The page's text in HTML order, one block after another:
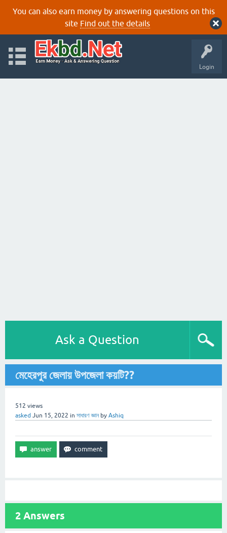
You can also earn money by answering questions on this
site Find out the details
Login
Ask a Question
মেহেরপুর জেলায় উপজেলা কয়টি??
512 views
asked Jun 15, 2022 in সাধারণ জ্ঞান by Ashiq
2 Answers